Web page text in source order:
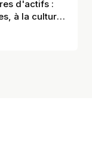
d'actifs :
à la culture